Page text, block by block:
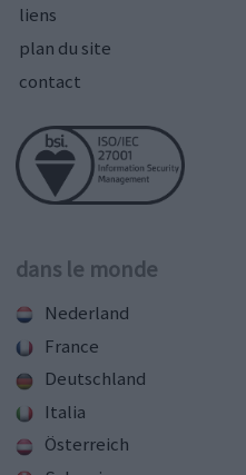
liens
plan du site
contact
dans le monde
Nederland
France
Deutschland
Italia
Österreich